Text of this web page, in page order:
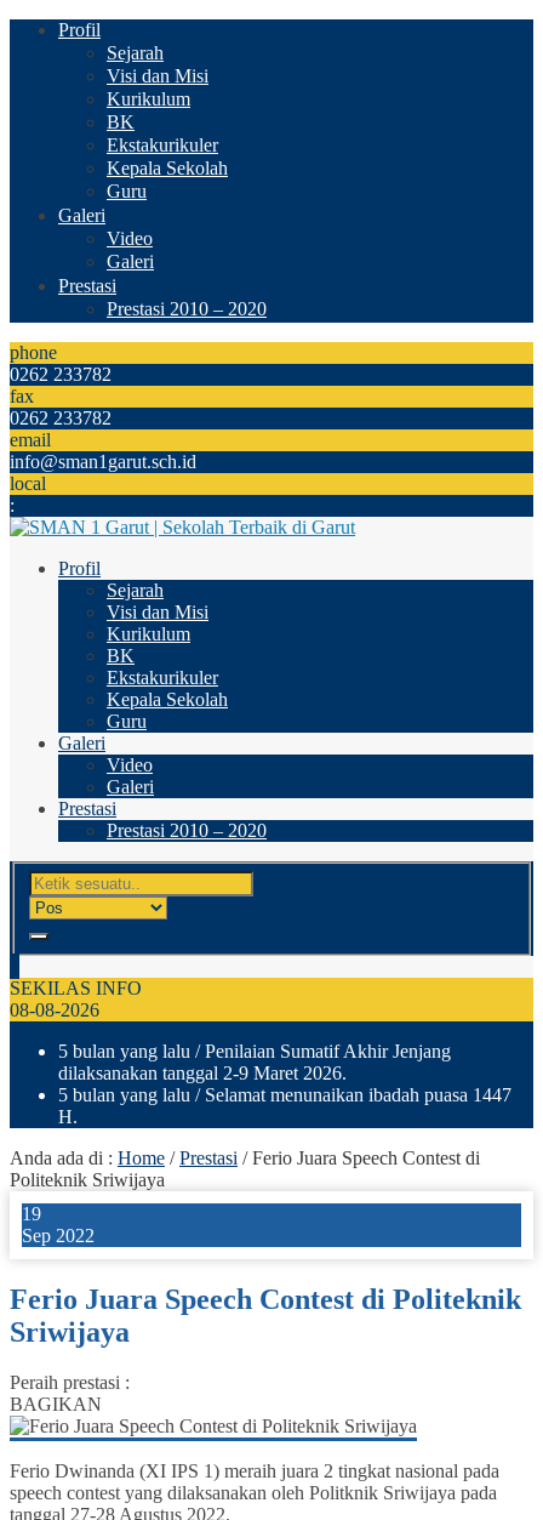
Profil
Sejarah
Visi dan Misi
Kurikulum
BK
Ekstakurikuler
Kepala Sekolah
Guru
Galeri
Video
Galeri
Prestasi
Prestasi 2010 – 2020
phone
0262 233782
fax
0262 233782
email
info@sman1garut.sch.id
local
:
Profil
Sejarah
Visi dan Misi
Kurikulum
BK
Ekstakurikuler
Kepala Sekolah
Guru
Galeri
Video
Galeri
Prestasi
Prestasi 2010 – 2020
SEKILAS INFO
08-08-2026
5 bulan yang lalu / Penilaian Sumatif Akhir Jenjang
dilaksanakan tanggal 2-9 Maret 2026.
5 bulan yang lalu / Selamat menunaikan ibadah puasa 1447
H.
Anda ada di : Home /Prestasi /Ferio Juara Speech Contest di
Politeknik Sriwijaya
19
Sep 2022
Ferio Juara Speech Contest di Politeknik
Sriwijaya
Peraih prestasi :
BAGIKAN
Ferio Dwinanda (XI IPS 1) meraih juara 2 tingkat nasional pada
speech contest yang dilaksanakan oleh Politknik Sriwijaya pada
tanggal 27-28 Agustus 2022.